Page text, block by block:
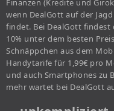
Finanzen (Kredite und
wenn DealGott auf der
findet. Bei DealGott findest
10% unter dem besten
Schnäppchen aus dem
Handytarife für 1,99€ pro
und auch Smartphones zu
mehr wartet bei DealGott